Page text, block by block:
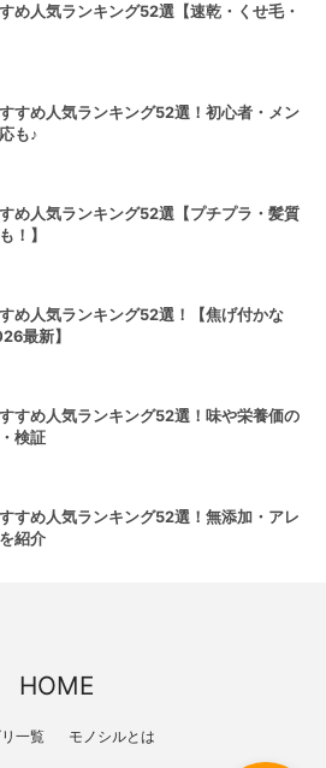
め人気ランキング52選【速乾・くせ毛・
すめ人気ランキング52選！初心者・メン
も♪
め人気ランキング52選【プチプラ・髪質
！】
め人気ランキング52選！【焦げ付かな
最新】
すめ人気ランキング52選！味や栄養価の
検証
すめ人気ランキング52選！無添加・アレ
紹介
HOME
一覧 モノシルとは